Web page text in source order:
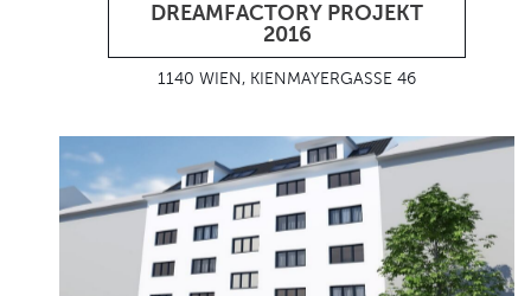
DREAMFACTORY PROJEKT
2016
1140 WIEN, KIENMAYERGASSE 46